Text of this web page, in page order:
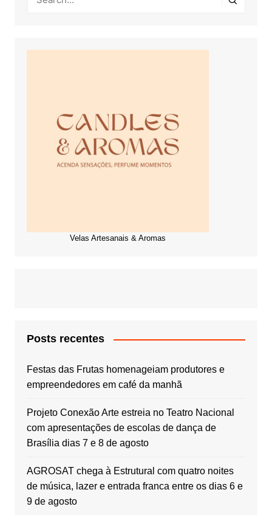
Velas Artesanais & Aromas
Posts recentes
Festas das Frutas homenageiam produtores e
empreendedores em café da manhã
Projeto Conexão Arte estreia no Teatro Nacional
com apresentações de escolas de dança de
Brasília dias 7 e 8 de agosto
AGROSAT chega à Estrutural com quatro noites
de música, lazer e entrada franca entre os dias 6 e
9 de agosto